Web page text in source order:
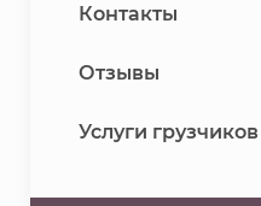
Контакты
Отзывы
Услуги грузчиков